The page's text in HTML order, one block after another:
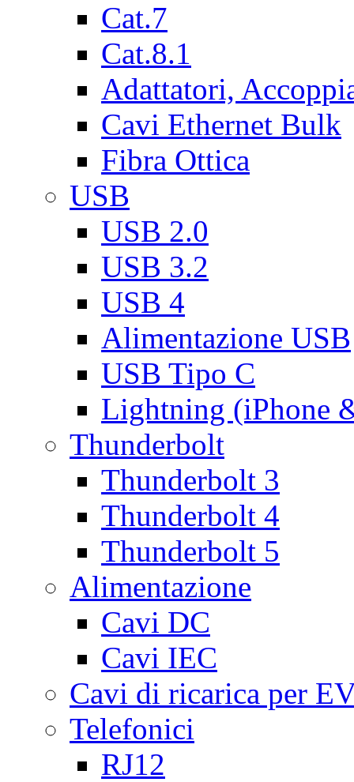
Cat.7
Cat.8.1
Adattatori,
Cavi Ethernet Bulk
Fibra Ottica
USB
USB 2.0
USB 3.2
USB 4
Alimentazione USB
USB Tipo C
Lightning (iPhone
Thunderbolt
Thunderbolt 3
Thunderbolt 4
Thunderbolt 5
Alimentazione
Cavi DC
Cavi IEC
Cavi di ricarica per
Telefonici
RJ12